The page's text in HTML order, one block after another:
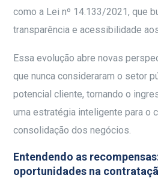
como a Lei nº 14.133/2021, que
transparência e acessibilidade
Essa evolução abre novas
que nunca consideraram o setor
potencial cliente, tornando o
uma estratégia inteligente para o
consolidação dos negócios.
Entendendo as
oportunidades na